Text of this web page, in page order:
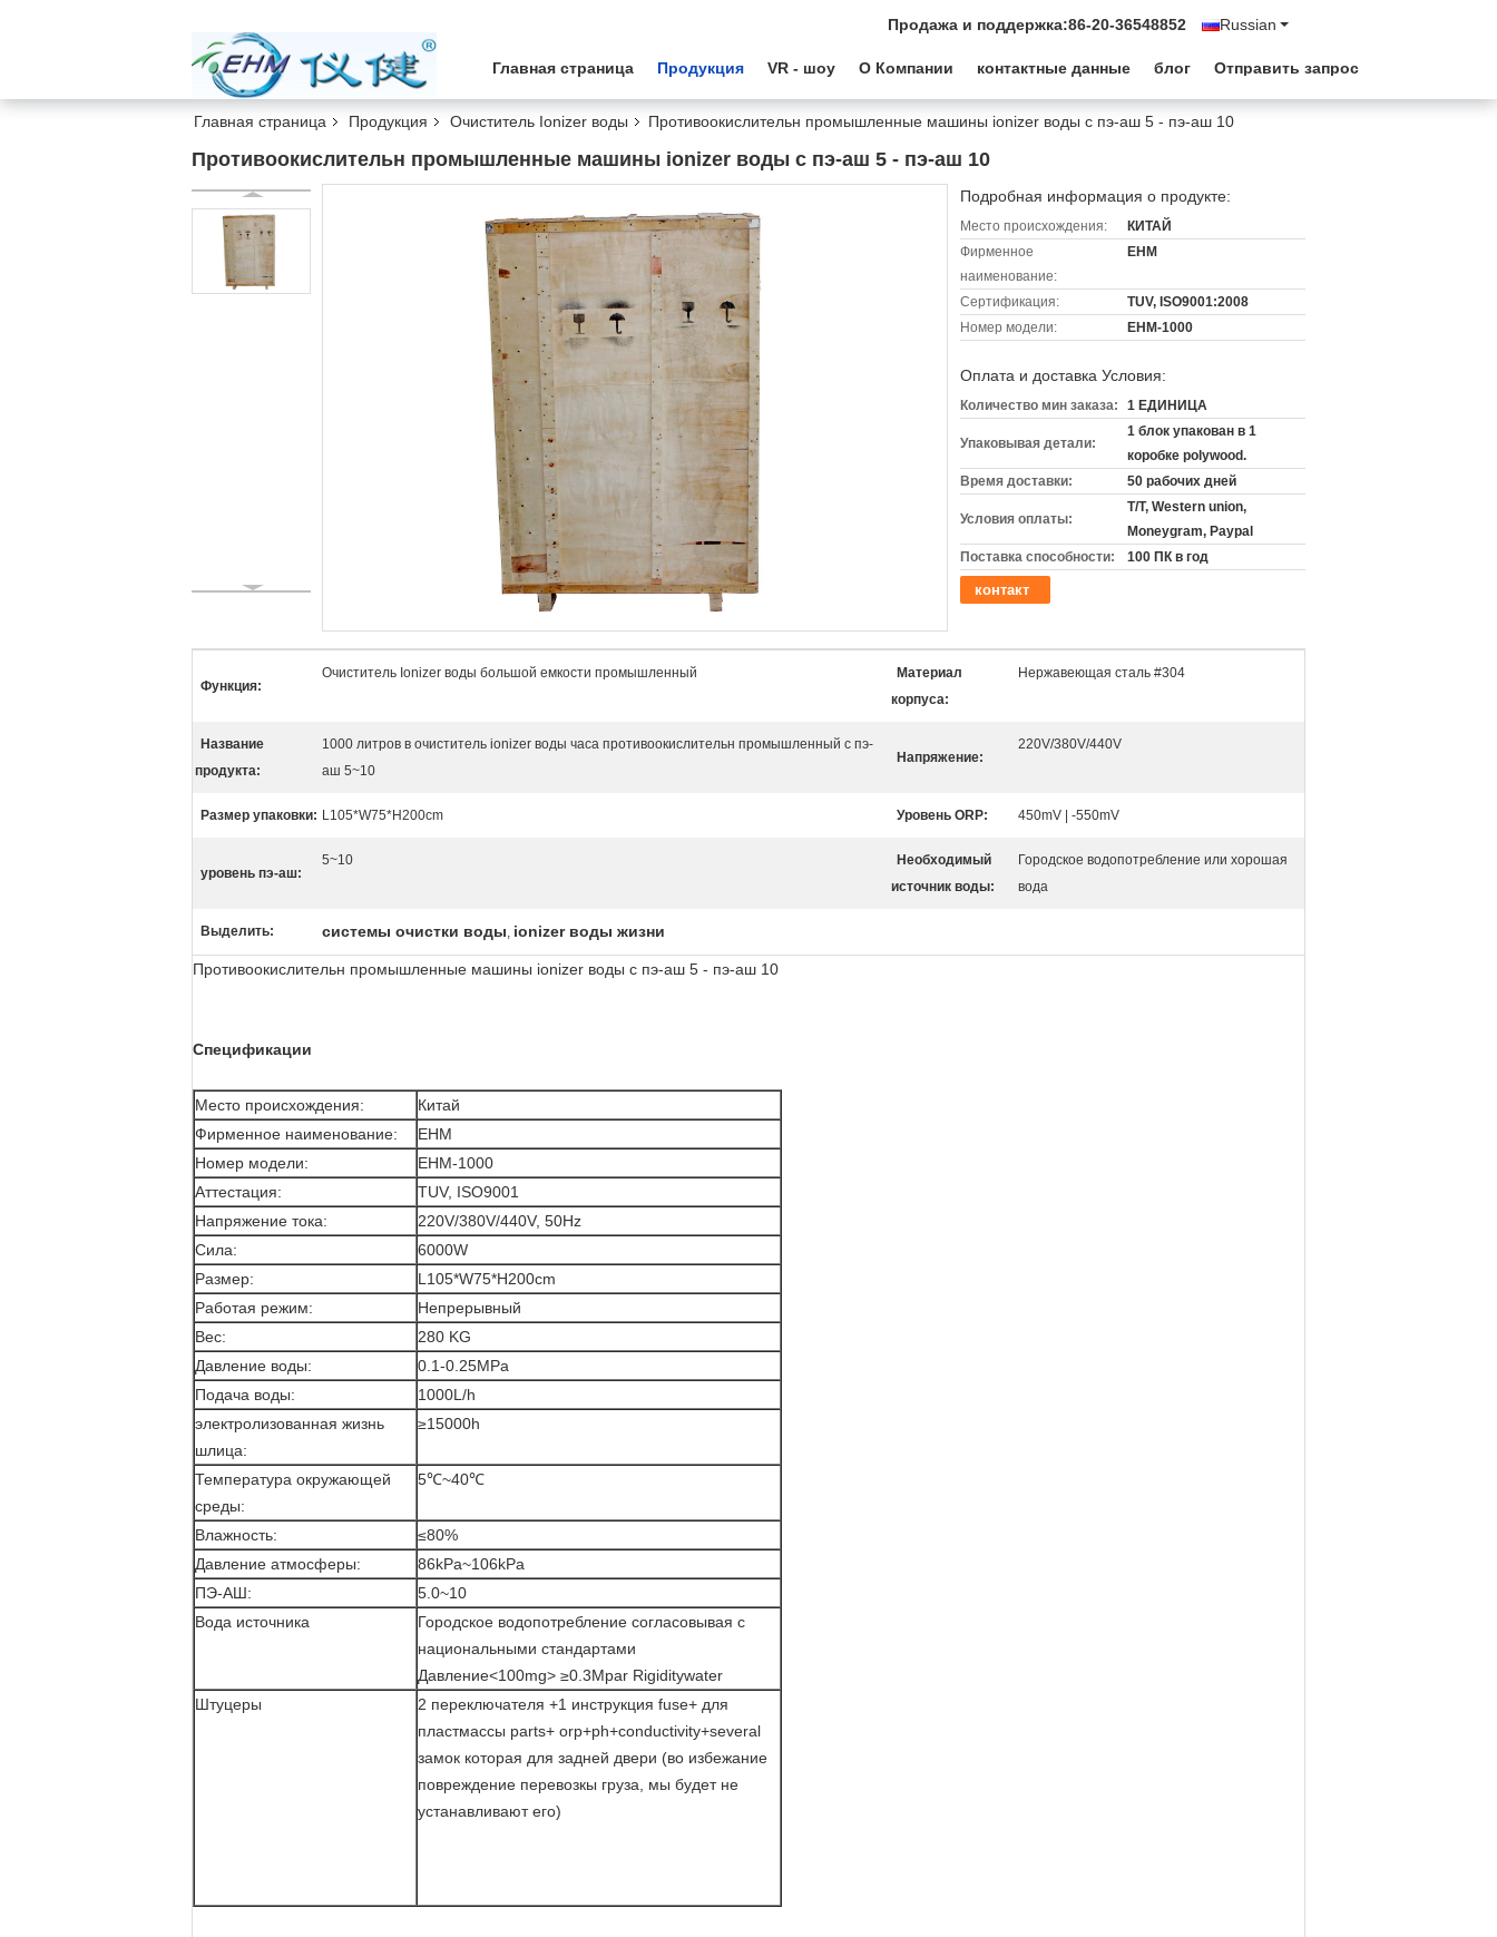
Russian
Продажа и поддержка:86-20-36548852
Главная страница Продукция VR - шоу О Компании контактные данные блог Отправить запрос
Главная страница Продукция Очиститель Ionizer воды Противоокислительн промышленные машины ionizer воды с пэ-аш 5 - пэ-аш 10
Противоокислительн промышленные машины ionizer воды с пэ-аш 5 - пэ-аш 10
Подробная информация о продукте:
Место происхождения:
КИТАЙ
Фирменное
наименование:
EHM
Сертификация:
TUV, ISO9001:2008
Номер модели:
EHM-1000
Оплата и доставка Условия:
Количество мин заказа: 1 ЕДИНИЦА
Упаковывая детали:
1 блок упакован в 1
коробке polywood.
Время доставки:
50 рабочих дней
Условия оплаты:
T/T, Western union,
Moneygram, Paypal
Поставка способности:
100 ПК в год
контакт
Функция:
Очиститель Ionizer воды большой емкости промышленный
Материал
корпуса:
Нержавеющая сталь #304
Название
продукта:
1000 литров в очиститель ionizer воды часа противоокислительн промышленный с пэ-
аш 5~10
Напряжение:
220V/380V/440V
Размер упаковки: L105*W75*H200cm Уровень ORP: 450mV | -550mV
уровень пэ-аш:
5~10
Необходимый
источник воды:
Городское водопотребление или хорошая
вода
Выделить: системы очистки воды, ionizer воды жизни
Противоокислительн промышленные машины ionizer воды с пэ-аш 5 - пэ-аш 10
Спецификации
Место происхождения:
Китай
Фирменное наименование:
EHM
Номер модели:
EHM-1000
Аттестация:
TUV, ISO9001
Напряжение тока:
220V/380V/440V, 50Hz
Сила:
6000W
Размер:
L105*W75*H200cm
Работая режим:
Непрерывный
Вес:
280 KG
Давление воды:
0.1-0.25MPa
Подача воды:
1000L/h
электролизованная жизнь
шлица:
≥15000h
Температура окружающей
среды:
5℃~40℃
Влажность:
≤80%
Давление атмосферы:
86kPa~106kPa
ПЭ-АШ:
5.0~10
Вода источника
Городское водопотребление согласовывая с
национальными стандартами
Давление<100mg> ≥0.3Mpar Rigiditywater
Штуцеры
2 переключателя +1 инструкция fuse+ для
пластмассы parts+ orp+ph+conductivity+several
замок которая для задней двери (во избежание
повреждение перевозкы груза, мы будет не
устанавливают его)